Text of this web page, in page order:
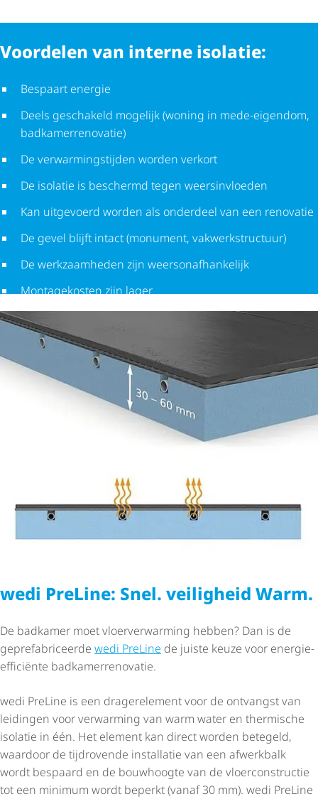
Voordelen van interne isolatie:
Bespaart energie
Deels geschakeld mogelijk (woning in mede-eigendom,
badka­mer­re­no­vatie)
De verwar­mings­tijden worden verkort
De isolatie is beschermd tegen weersinvloeden
Kan uitgevoerd worden als onderdeel van een renovatie
De gevel blijft intact (monument, vakwerk­struc­tuur)
De werkzaamheden zijn weer­son­af­han­ke­lijk
Montagekosten zijn lager
wedi PreLine: Snel. veiligheid Warm.
De badkamer moet vloer­ver­war­ming hebben? Dan is de
gepre­fa­bri­ceerde wedi PreLine de juiste keuze voor energie-
efficiënte badka­mer­re­no­vatie.
wedi PreLine is een dragerelement voor de ontvangst van
leidingen voor verwarming van warm water en thermische
isolatie in één. Het element kan direct worden betegeld,
waardoor de tijdrovende installatie van een afwerkbalk
wordt bespaard en de bouwhoogte van de vloer­con­structie
tot een minimum wordt beperkt (vanaf 30 mm). wedi PreLine